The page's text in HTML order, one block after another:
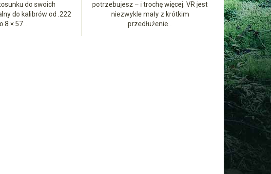
do swoich
do kalibrów od .222
8 × 57....
potrzebujesz – i trochę więcej. VR jest
niezwykle mały z krótkim
przedłużenie...